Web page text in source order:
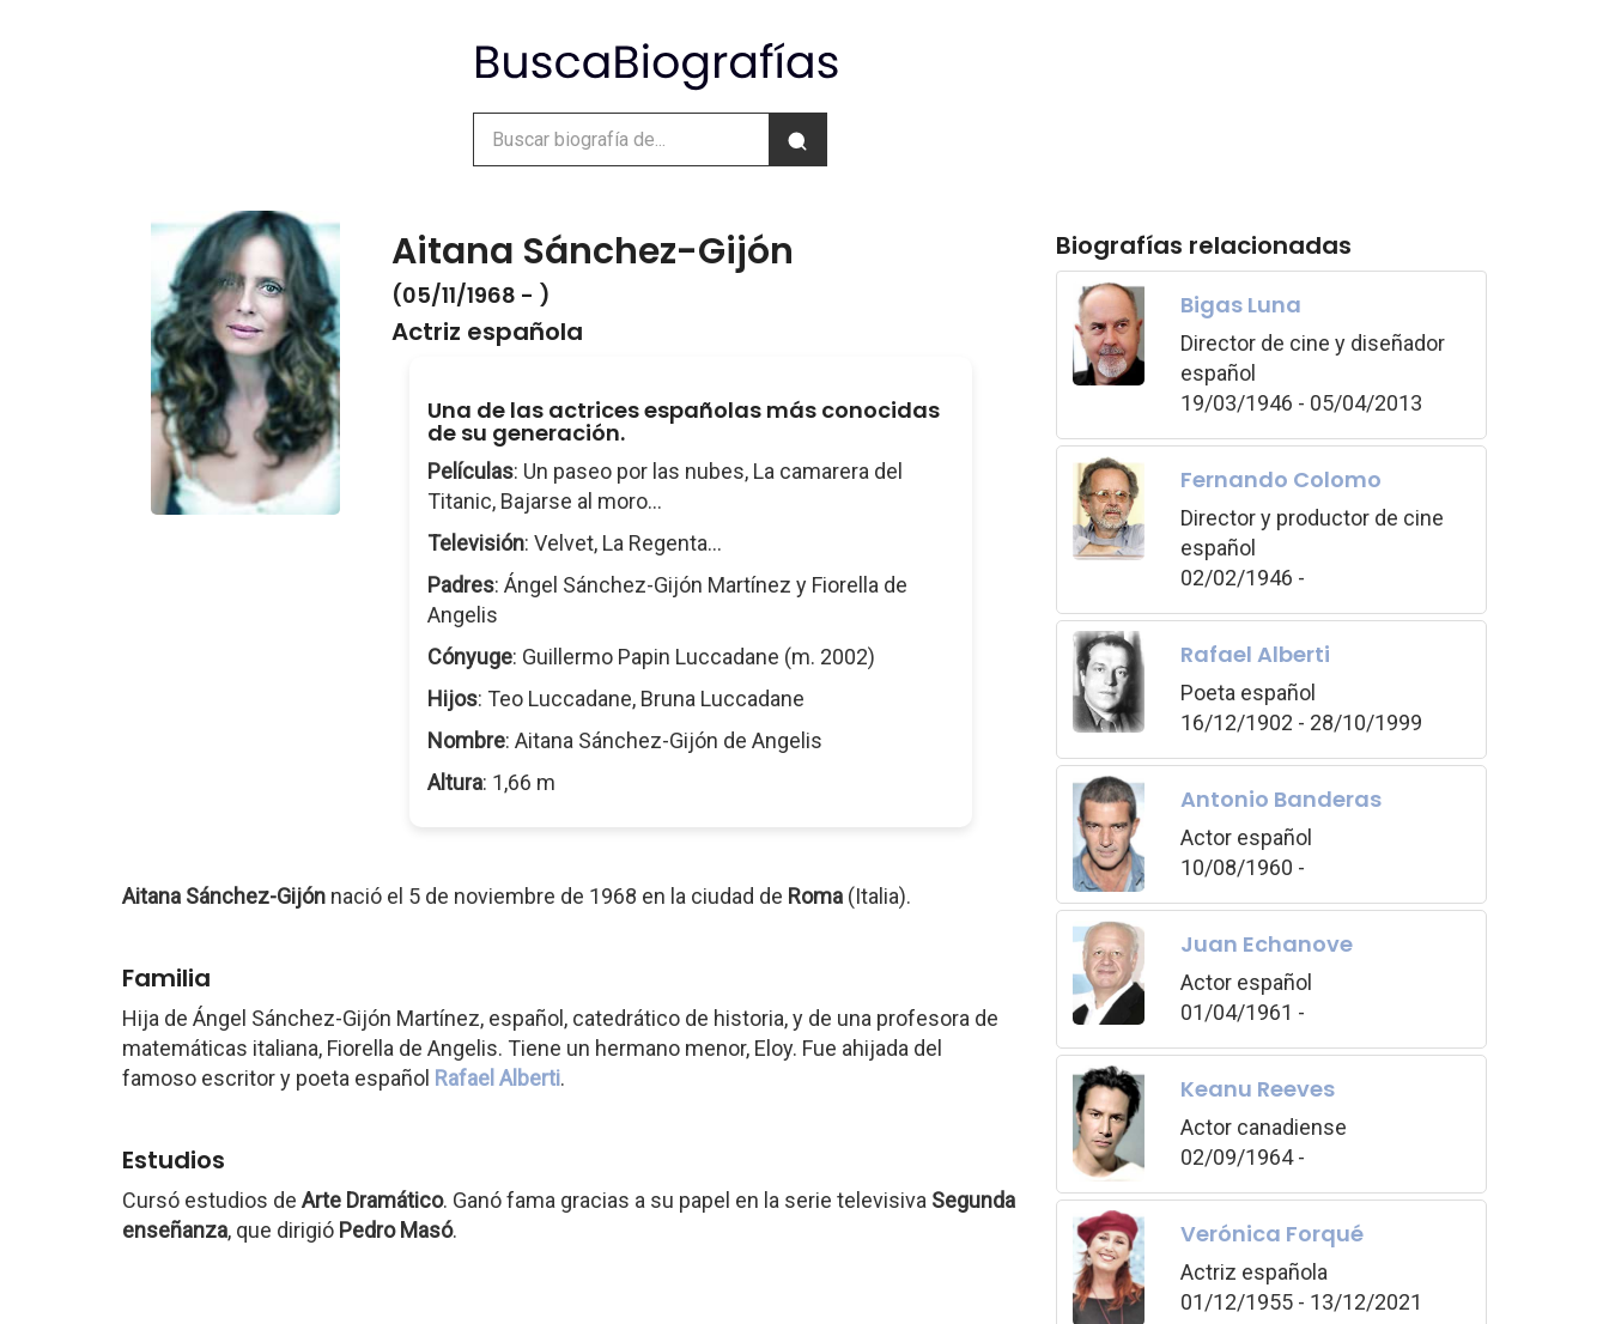
Aitana Sánchez-Gijón
(05/11/1968 - )
Actriz española
Una de las actrices españolas más conocidas
de su generación.
Películas: Un paseo por las nubes, La camarera del
Titanic, Bajarse al moro...
Televisión: Velvet, La Regenta...
Padres: Ángel Sánchez-Gijón Martínez y Fiorella de
Angelis
Cónyuge: Guillermo Papin Luccadane (m. 2002)
Hijos: Teo Luccadane, Bruna Luccadane
Nombre: Aitana Sánchez-Gijón de Angelis
Altura: 1,66 m
Aitana Sánchez-Gijón nació el 5 de noviembre de 1968 en la ciudad de Roma (Italia).
Familia
Hija de Ángel Sánchez-Gijón Martínez, español, catedrático de historia, y de una profesora de
matemáticas italiana, Fiorella de Angelis. Tiene un hermano menor, Eloy. Fue ahijada del
famoso escritor y poeta español Rafael Alberti.
Estudios
Cursó estudios de Arte Dramático. Ganó fama gracias a su papel en la serie televisiva Segunda
enseñanza, que dirigió Pedro Masó.
Biografías relacionadas
Bigas Luna
Director de cine y diseñador
español
19/03/1946 - 05/04/2013
Fernando Colomo
Director y productor de cine
español
02/02/1946 -
Rafael Alberti
Poeta español
16/12/1902 - 28/10/1999
Antonio Banderas
Actor español
10/08/1960 -
Juan Echanove
Actor español
01/04/1961 -
Keanu Reeves
Actor canadiense
02/09/1964 -
Verónica Forqué
Actriz española
01/12/1955 - 13/12/2021